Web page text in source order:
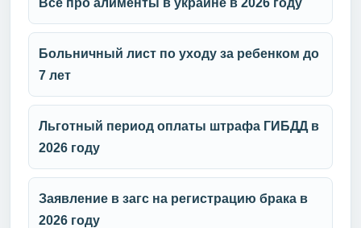
Все про алименты в украине в 2026 году
Больничный лист по уходу за ребенком до
7 лет
Льготный период оплаты штрафа ГИБДД в
2026 году
Заявление в загс на регистрацию брака в
2026 году